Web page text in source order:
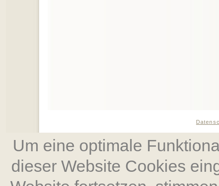
Um eine optimale
dieser Website Cookies